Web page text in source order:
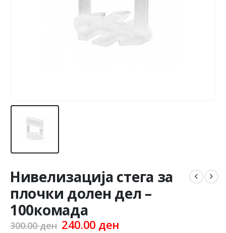
Нивелизација стега за
плочки долен дел –
100комада
300.00ден Original
240.00 денCurrent